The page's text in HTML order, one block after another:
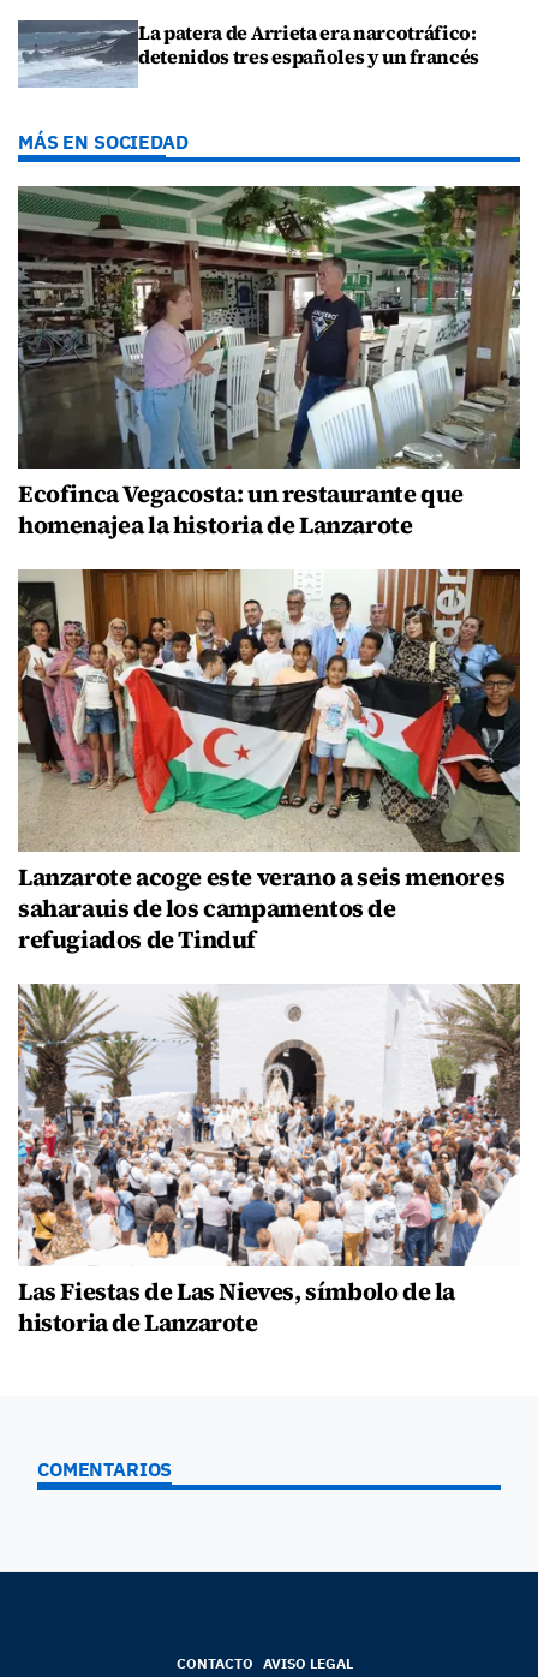
La patera de Arrieta era narcotráfico:
detenidos tres españoles y un francés
MÁS EN SOCIEDAD
Ecofinca Vegacosta: un restaurante que
homenajea la historia de Lanzarote
Lanzarote acoge este verano a seis menores
saharauis de los campamentos de
refugiados de Tinduf
Las Fiestas de Las Nieves, símbolo de la
historia de Lanzarote
COMENTARIOS
CONTACTO AVISO LEGAL